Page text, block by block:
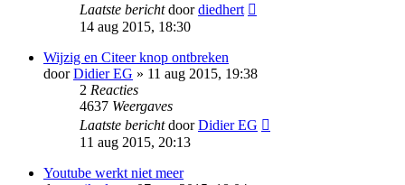
Laatste berichtdoordiedhert
14 aug 2015, 18:30
Wijzig en Citeer knop ontbreken
doorDidier EG » 11 aug 2015, 19:38
2 Reacties
4637 Weergaves
Laatste berichtdoorDidier EG
11 aug 2015, 20:13
Youtube werkt niet meer